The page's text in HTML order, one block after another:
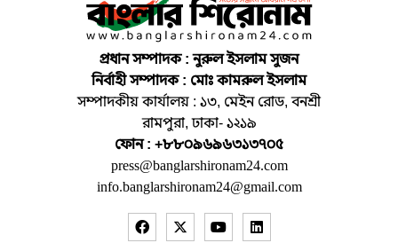
প্রধান সম্পাদক : নুরুল ইসলাম সুজন
নির্বাহী সম্পাদক : মোঃ কামরুল ইসলাম
সম্পাদকীয় কার্যালয় : ১৩, মেইন রোড, বনশ্রী
রামপুরা, ঢাকা- ১২১৯
ফোন : +৮৮০৯৬৯৬৩১৩৭০৫
press@banglarshironam24.com
info.banglarshironam24@gmail.com